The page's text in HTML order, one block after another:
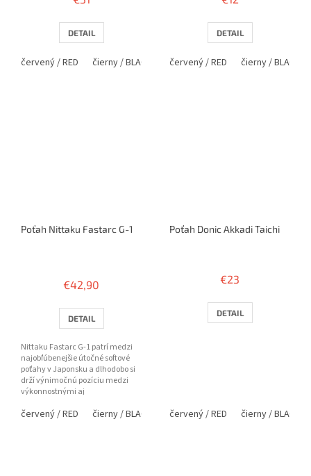
DETAIL
červený / RED čierny / BLACK
DETAIL
červený / RED čierny / BLACK
Poťah Nittaku Fastarc G-1
produktu
3,7
z
hviezdičiek.
€42,90
DETAIL
Nittaku Fastarc G-1 patrí medzi
najobľúbenejšie útočné softové
poťahy v Japonsku a dlhodobo si
drží výnimočnú pozíciu medzi
výkonnostnými aj
silnú...
červený / RED čierny / BLACK
Poťah Donic Akkadi Taichi
€23
DETAIL
červený / RED čierny / BLACK